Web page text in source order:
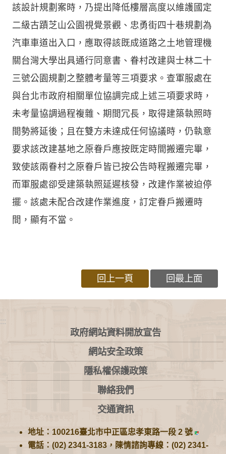
該設計規劃案時，乃提出降低樓層高度以維護國定
二級古蹟芝山公園視覺景觀、忠勇街四十巷規劃為
汽車車道出入口，應取得該既成道路之土地管理機
關台灣大學出具通行同意書、眷村改建與士林二十
三號公園規劃之整體考量等三項要求。查軍服處在
與台北市政府相關單位協調完成上述三項要求時，
未考量協調過程複雜、期間冗長，取得建築執照時
間勢將延後；且在雙方未達成任何協議時，仍執意
要求該改建基地之原眷戶應按既定時間搬遷完畢，
致使該兩眷村之原眷戶皆已按公告時程搬遷完畢，
而軍服處卻受建築執照延遲核發，改建作業被迫停
擺。該處未配合改建作業進度，訂定眷戶搬遷時
間，顯有不當。
回上一頁 回最上面
:::
政府網站資料開放宣告
網站安全政策
隱私權保護政策
聯絡我們
交通資訊
地址：100216臺北市中正區忠孝東路一段 2 號
電話：(02) 2341-3183，陳情諮詢專線：(02) 2341-